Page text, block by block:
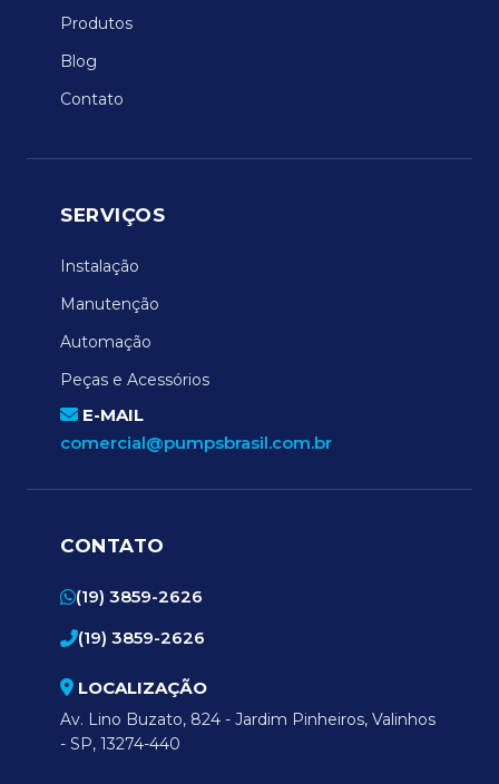
Produtos
Blog
Contato
SERVIÇOS
Instalação
Manutenção
Automação
Peças e Acessórios
E-MAIL
comercial@pumpsbrasil.com.br
CONTATO
(19) 3859-2626
(19) 3859-2626
LOCALIZAÇÃO
Av. Lino Buzato, 824 - Jardim Pinheiros, Valinhos
- SP, 13274-440